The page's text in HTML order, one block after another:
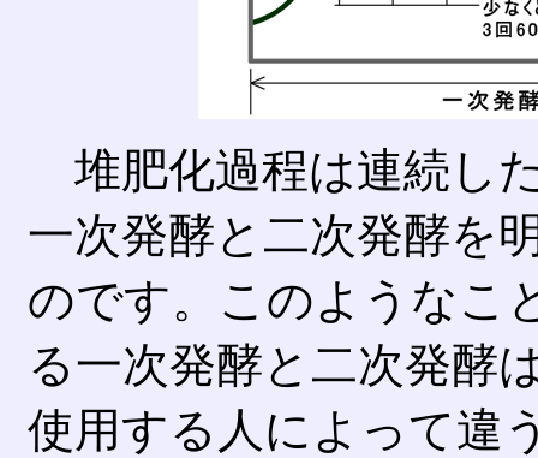
堆肥化過程は連続し
一次発酵と二次発酵を
のです。このようなこ
る一次発酵と二次発酵
使用する人によって違